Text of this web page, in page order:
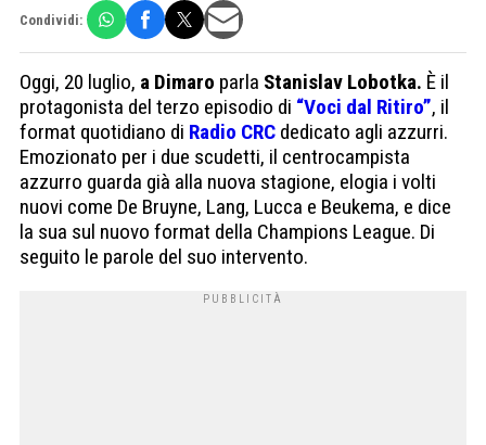
Condividi:
Oggi, 20 luglio, a Dimaro parla Stanislav Lobotka. È il
protagonista del terzo episodio di “Voci dal Ritiro”, il
format quotidiano di Radio CRC dedicato agli azzurri.
Emozionato per i due scudetti, il centrocampista
azzurro guarda già alla nuova stagione, elogia i volti
nuovi come De Bruyne, Lang, Lucca e Beukema, e dice
la sua sul nuovo format della Champions League. Di
seguito le parole del suo intervento.